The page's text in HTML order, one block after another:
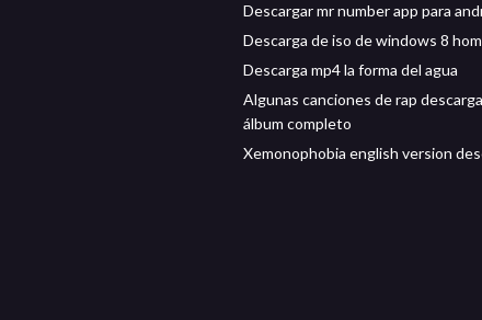
Descargar mr number app para
Descarga de iso de windows 8
Descarga mp4 la forma del agua
Algunas canciones de rap
álbum completo
Xemonophobia english version